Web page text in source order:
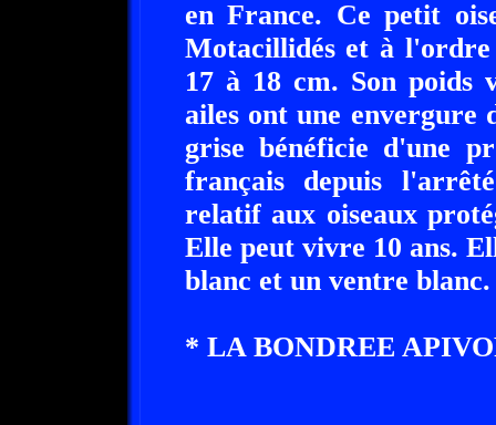
en France. Ce petit
Motacillidés et à l'ordre
17 à 18 cm. Son poids
ailes ont une envergure
grise bénéficie d'une
français depuis
relatif aux oiseaux
Elle peut vivre 10 ans.
blanc et un ventre blanc.
* LA BONDREE